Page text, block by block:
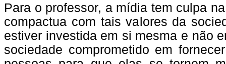
Para o professor, a mídia tem culpa
compactua com tais valores da
estiver investida em si mesma e não
sociedade comprometido em